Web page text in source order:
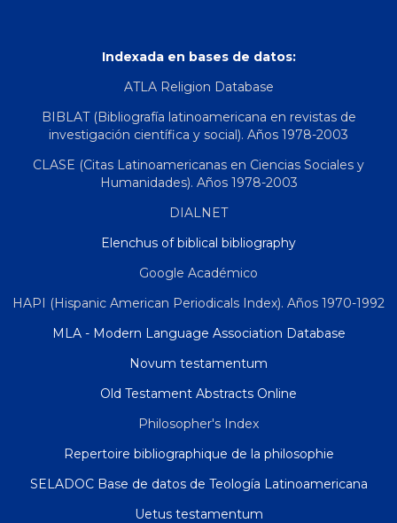
Indexada en bases de datos:
ATLA Religion Database
BIBLAT (Bibliografía latinoamericana en revistas de
investigación científica y social). Años 1978-2003
CLASE (Citas Latinoamericanas en Ciencias Sociales y
Humanidades). Años 1978-2003
DIALNET
Elenchus of biblical bibliography
Google Académico
HAPI (Hispanic American Periodicals Index). Años 1970-1992
MLA - Modern Language Association Database
Novum testamentum
Old Testament Abstracts Online
Philosopher's Index
Repertoire bibliographique de la philosophie
SELADOC Base de datos de Teología Latinoamericana
Uetus testamentum